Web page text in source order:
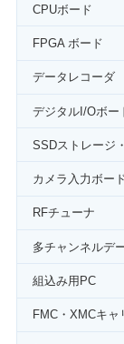
CPUボード
FPGA ボード
データレコーダ
デジタルI/Oボー
SSDストレージ
カメラ入力ボー
RFチューナ
多チャンネルデ
組込み用PC
FMC・XMCキャ